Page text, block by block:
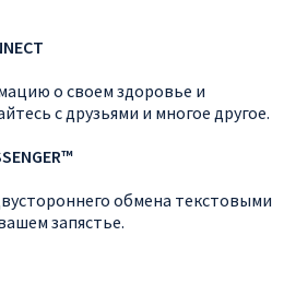
о своем здоровье и
с друзьями и многое другое.
обмена текстовыми
запястье.